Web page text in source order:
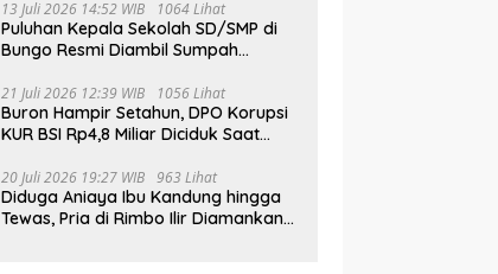
13 Juli 2026 14:52 WIB 1064 Lihat
Puluhan Kepala Sekolah SD/SMP di
Bungo Resmi Diambil Sumpah
21 Juli 2026 12:39 WIB 1056 Lihat
Buron Hampir Setahun, DPO Korupsi
KUR BSI Rp4,8 Miliar Diciduk Saat
20 Juli 2026 19:27 WIB 963 Lihat
Diduga Aniaya Ibu Kandung hingga
Tewas, Pria di Rimbo Ilir Diamankan